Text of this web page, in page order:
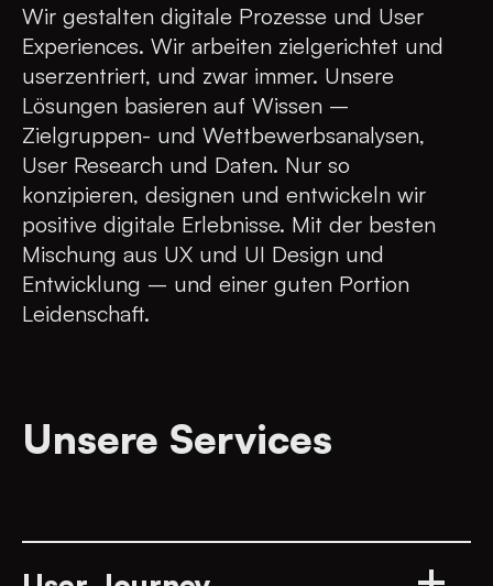
Wir gestalten digitale Prozesse und User
Experiences. Wir arbeiten zielgerichtet und
userzentriert, und zwar immer. Unsere
Lösungen basieren auf Wissen –
Zielgruppen- und Wettbewerbsanalysen,
User Research und Daten. Nur so
konzipieren, designen und entwickeln wir
positive digitale Erlebnisse. Mit der besten
Mischung aus UX und UI Design und
Entwicklung – und einer guten Portion
Leidenschaft.
Unsere Services